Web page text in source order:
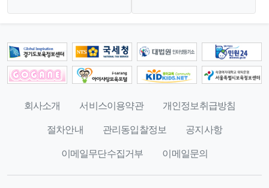
회사소개 서비스이용약관
개인정보취급방침
절차안내
관리동입찰정보
공지사항
이메일무단수집거부
이메일문의